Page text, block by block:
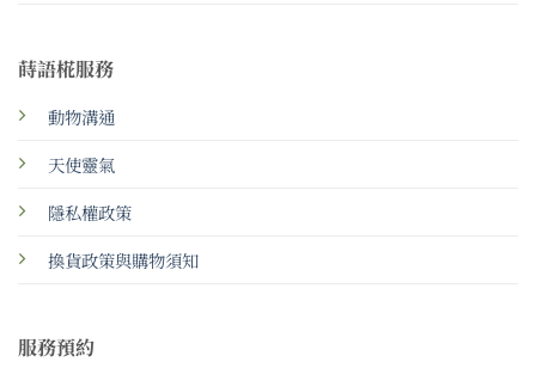
蒔語椛服務
動物溝通
天使靈氣
隱私權政策
換貨政策與購物須知
服務預約